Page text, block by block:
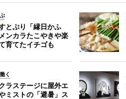
とぷり「縁日かふ
ンカラたこやきや楽
育てたイチゴも
く
ラステージに屋外エ
ミストの「避暑」ス